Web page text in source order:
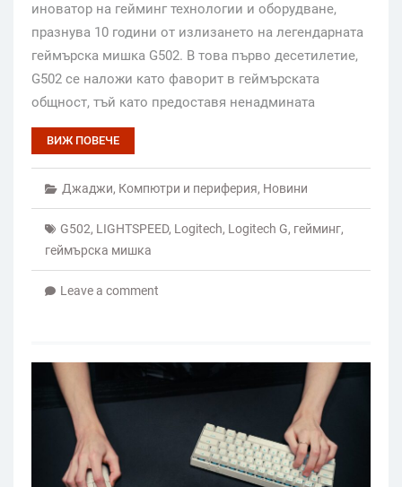
иноватор на гейминг технологии и оборудване,
празнува 10 години от излизането на легендарната
геймърска мишка G502. В това първо десетилетие,
G502 се наложи като фаворит в геймърската
общност, тъй като предоставя ненадмината
ВИЖ ПОВЕЧЕ
Джаджи, Компютри и периферия, Новини
G502, LIGHTSPEED, Logitech, Logitech G, гейминг,
геймърска мишка
Leave a comment